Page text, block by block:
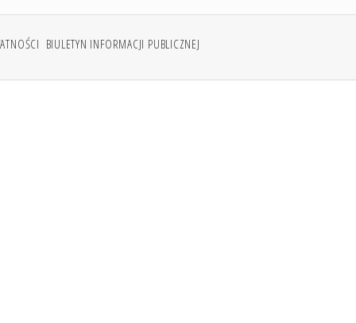
BIULETYN INFORMACJI PUBLICZNEJ